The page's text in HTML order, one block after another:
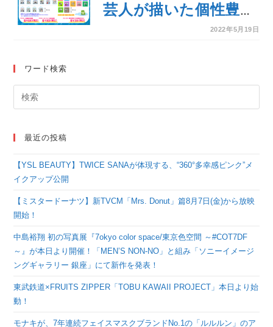
と親近感が湧く」
芸人が描いた個性豊か
なてるてる坊主グッズ
ン』ヨシモト∞ホール
にて6月1日（水）〜30
2022年5月19日
ワード検索
最近の投稿
【YSL BEAUTY】TWICE SANAが体現する、“360°多幸感ピンク”メ
イクアップ公開
【ミスタードーナツ】新TVCM「Mrs. Donut」篇8月7日(金)から放映
開始！
中島裕翔 初の写真展『7okyo color space/東京色空間 ～#COT7DF
～』が本日より開催！「MEN’S NON-NO」と組み「ソニーイメージ
ングギャラリー 銀座」にて新作を発表！
東武鉄道×FRUITS ZIPPER「TOBU KAWAII PROJECT」本日より始
動！
モナキが、7年連続フェイスマスクブランドNo.1の「ルルルン」のア